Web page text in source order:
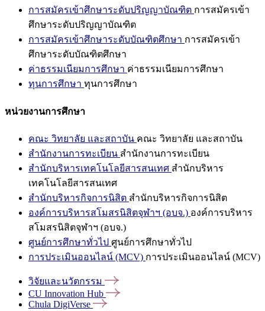
การสมัครเข้าศึกษาระดับปริญญาบัณฑิต การสมัครเข้า
ศึกษาระดับปริญญาบัณฑิต
การสมัครเข้าศึกษาระดับบัณฑิตศึกษา การสมัครเข้า
ศึกษาระดับบัณฑิตศึกษา
ค่าธรรมเนียมการศึกษา ค่าธรรมเนียมการศึกษา
ทุนการศึกษา ทุนการศึกษา
หน่วยงานการศึกษา
คณะ วิทยาลัย และสถาบัน คณะ วิทยาลัย และสถาบัน
สำนักงานการทะเบียน สำนักงานการทะเบียน
สำนักบริหารเทคโนโลยีสารสนเทศ สำนักบริหาร
เทคโนโลยีสารสนเทศ
สำนักบริหารกิจการนิสิต สำนักบริหารกิจการนิสิต
องค์การบริหารสโมสรนิสิตจุฬาฯ (อบจ.) องค์การบริหาร
สโมสรนิสิตจุฬาฯ (อบจ.)
ศูนย์การศึกษาทั่วไป ศูนย์การศึกษาทั่วไป
การประเมินออนไลน์ (MCV) การประเมินออนไลน์ (MCV)
วิจัยและนวัตกรรม
CU Innovation Hub
Chula DigiVerse